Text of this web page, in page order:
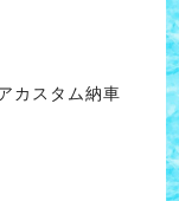
カスタム納車